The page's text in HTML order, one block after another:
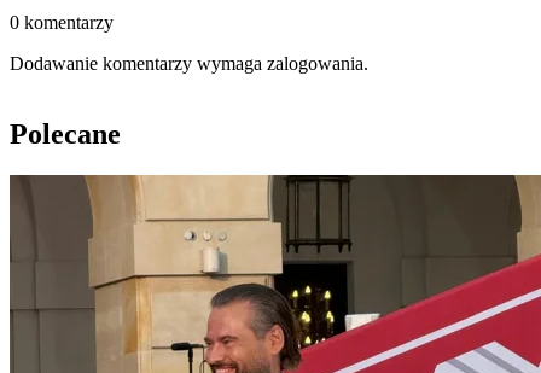
0 komentarzy
Dodawanie komentarzy wymaga zalogowania.
Polecane